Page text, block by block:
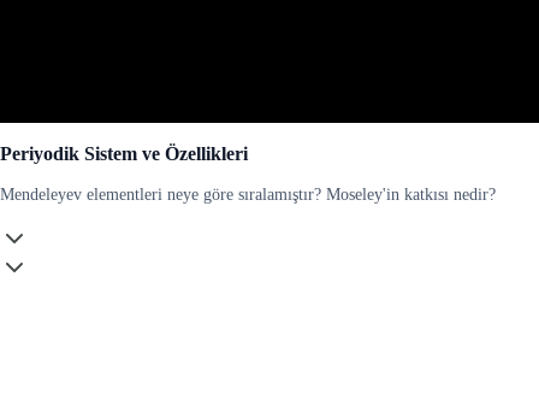
Periyodik Sistem ve Özellikleri
Mendeleyev elementleri neye göre sıralamıştır? Moseley'in katkısı nedir?